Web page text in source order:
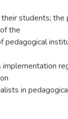
students; the
the
pedagogical
in